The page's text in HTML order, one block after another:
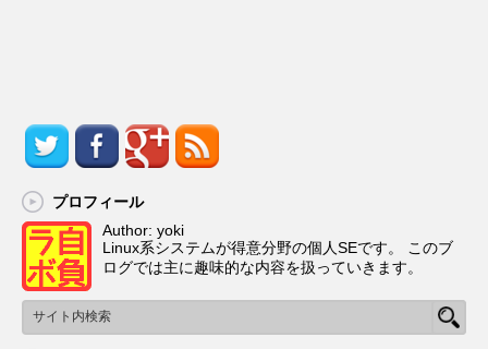
プロフィール
Author: yoki
Linux系システムが得意分野の個人SEです。 このブ
ログでは主に趣味的な内容を扱っていきます。